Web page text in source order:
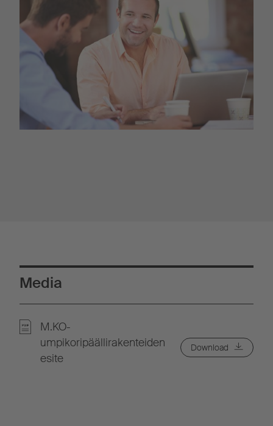
Media
M.KO-
umpikoripäällirakenteiden
esite
Download